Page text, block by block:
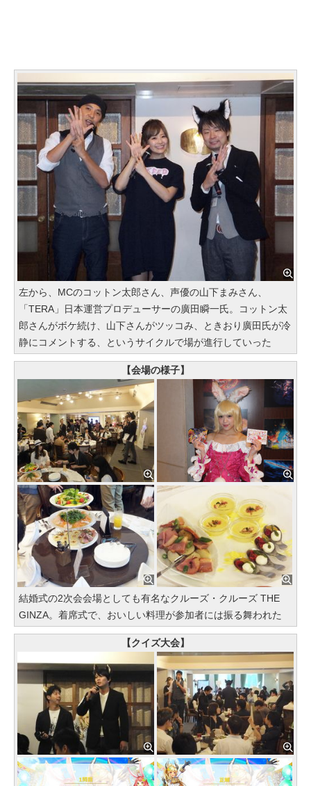
左から、MCのコットン太郎さん、声優の山下まみさん、
「TERA」日本運営プロデューサーの廣田瞬一氏。コットン太
郎さんがボケ続け、山下さんがツッコみ、ときおり廣田氏が冷
静にコメントする、というサイクルで場が進行していった
【会場の様子】
結婚式の2次会会場としても有名なクルーズ・クルーズ THE
GINZA。着席式で、おいしい料理が参加者には振る舞われた
【クイズ大会】